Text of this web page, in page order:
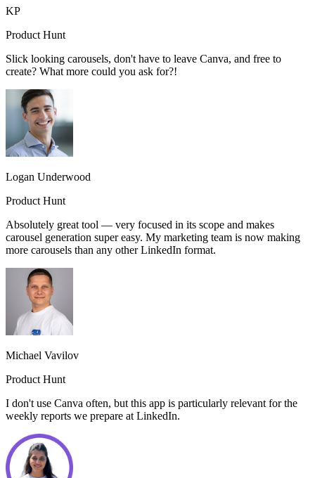
KP
Product Hunt
Slick looking carousels, don't have to leave Canva, and free to
create? What more could you ask for?!
Logan Underwood
Product Hunt
Absolutely great tool — very focused in its scope and makes
carousel generation super easy. My marketing team is now making
more carousels than any other LinkedIn format.
Michael Vavilov
Product Hunt
I don't use Canva often, but this app is particularly relevant for the
weekly reports we prepare at LinkedIn.